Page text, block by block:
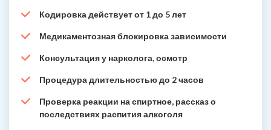
Кодировка действует от 1 до 5 лет
Медикаментозная блокировка зависимости
Консультация у нарколога, осмотр
Процедура длительностью до 2 часов
Проверка реакции на спиртное, рассказ о
последствиях распития алкоголя